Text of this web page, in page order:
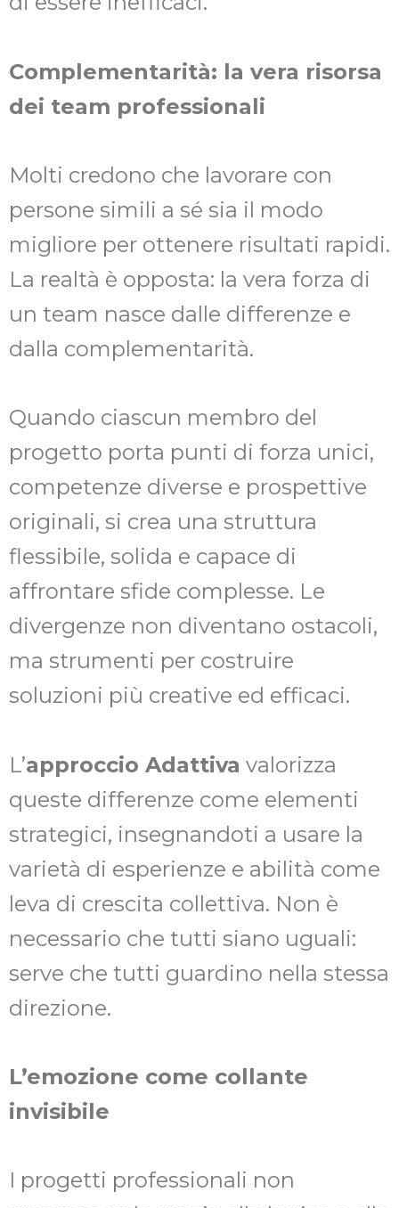
Complementarità: la vera risorsa
dei team professionali
Molti credono che lavorare con
persone simili a sé sia il modo
migliore per ottenere risultati rapidi.
La realtà è opposta: la vera forza di
un team nasce dalle differenze e
dalla complementarità.
Quando ciascun membro del
progetto porta punti di forza unici,
competenze diverse e prospettive
originali, si crea una struttura
flessibile, solida e capace di
affrontare sfide complesse. Le
divergenze non diventano ostacoli,
ma strumenti per costruire
soluzioni più creative ed efficaci.
L’approccio Adattiva valorizza
queste differenze come elementi
strategici, insegnandoti a usare la
varietà di esperienze e abilità come
leva di crescita collettiva. Non è
necessario che tutti siano uguali:
serve che tutti guardino nella stessa
direzione.
L’emozione come collante
invisibile
I progetti professionali non